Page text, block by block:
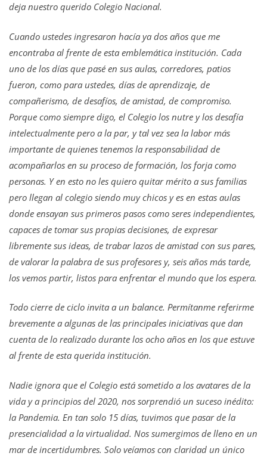
deja nuestro querido Colegio Nacional.
Cuando ustedes ingresaron hacía ya dos años que me
encontraba al frente de esta emblemática institución. Cada
uno de los días que pasé en sus aulas, corredores, patios
fueron, como para ustedes, días de aprendizaje, de
compañerismo, de desafíos, de amistad, de compromiso.
Porque como siempre digo, el Colegio los nutre y los desafía
intelectualmente pero a la par, y tal vez sea la labor más
importante de quienes tenemos la responsabilidad de
acompañarlos en su proceso de formación, los forja como
personas. Y en esto no les quiero quitar mérito a sus familias
pero llegan al colegio siendo muy chicos y es en estas aulas
donde ensayan sus primeros pasos como seres independientes,
capaces de tomar sus propias decisiones, de expresar
libremente sus ideas, de trabar lazos de amistad con sus pares,
de valorar la palabra de sus profesores y, seis años más tarde,
los vemos partir, listos para enfrentar el mundo que los espera.
Todo cierre de ciclo invita a un balance. Permítanme referirme
brevemente a algunas de las principales iniciativas que dan
cuenta de lo realizado durante los ocho años en los que estuve
al frente de esta querida institución.
Nadie ignora que el Colegio está sometido a los avatares de la
vida y a principios del 2020, nos sorprendió un suceso inédito:
la Pandemia. En tan solo 15 días, tuvimos que pasar de la
presencialidad a la virtualidad. Nos sumergimos de lleno en un
mar de incertidumbres. Solo veíamos con claridad un único